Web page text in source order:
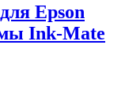
Epson
Ink-Mate